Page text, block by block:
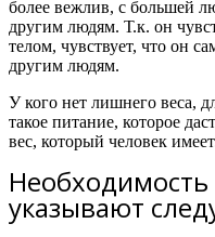
более вежлив, с большей
другим людям. Т.к. он
телом, чувствует, что он
другим людям.
У кого нет лишнего веса,
такое питание, которое
вес, который человек
Необходимость
указывают